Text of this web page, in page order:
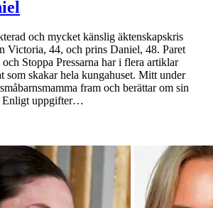
och mycket känslig äktenskapskris
Victoria, 44, och prins Daniel, 48. Paret
Stoppa Pressarna har i flera artiklar
som skakar hela kungahuset. Mitt under
fram och berättar om sin
Enligt uppgifter…